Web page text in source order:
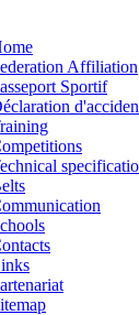
Affiliation
Sportif